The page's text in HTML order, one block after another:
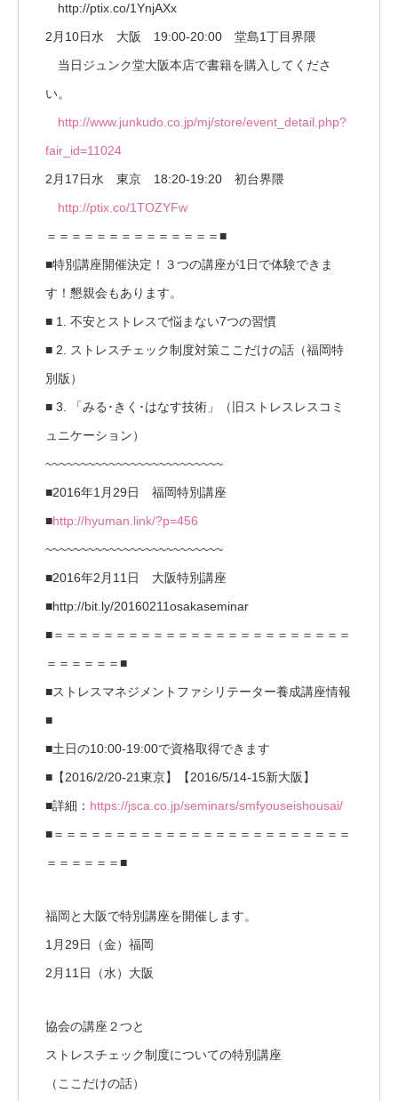
http://ptix.co/1YnjAXx
2月10日水 大阪 19:00-20:00 堂島1丁目界隈
当日ジュンク堂大阪本店で書籍を購入してくださ
い。
http://www.junkudo.co.jp/mj/store/event_detail.php?
fair_id=11024
2月17日水 東京 18:20-19:20 初台界隈
http://ptix.co/1TOZYFw
＝＝＝＝＝＝＝＝＝＝＝＝＝＝■
■特別講座開催決定！３つの講座が1日で体験できま
す！懇親会もあります。
■ 1. 不安とストレスで悩まない7つの習慣
■ 2. ストレスチェック制度対策ここだけの話（福岡特
別版）
■ 3. 「みる･きく･はなす技術」（旧ストレスレスコミ
ュニケーション）
~~~~~~~~~~~~~~~~~~~~~~~~~
■2016年1月29日 福岡特別講座
■http://hyuman.link/?p=456
~~~~~~~~~~~~~~~~~~~~~~~~~
■2016年2月11日 大阪特別講座
■http://bit.ly/20160211osakaseminar
■＝＝＝＝＝＝＝＝＝＝＝＝＝＝＝＝＝＝＝＝＝＝＝＝
＝＝＝＝＝＝■
■ストレスマネジメントファシリテーター養成講座情報
■
■土日の10:00-19:00で資格取得できます
■【2016/2/20-21東京】【2016/5/14-15新大阪】
■詳細： https://jsca.co.jp/seminars/smfyouseishousai/
■＝＝＝＝＝＝＝＝＝＝＝＝＝＝＝＝＝＝＝＝＝＝＝＝
＝＝＝＝＝＝■
福岡と大阪で特別講座を開催します。
1月29日（金）福岡
2月11日（水）大阪
協会の講座２つと
ストレスチェック制度についての特別講座
（ここだけの話）